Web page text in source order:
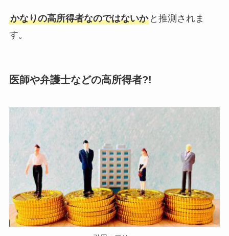
かなりの高所得者なのではないかと推測されま
す。
医師や弁護士などの高所得者?!